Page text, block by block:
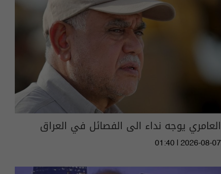
العامري يوجه نداء الى الفصائل في العراق
01:40 | 2026-08-07